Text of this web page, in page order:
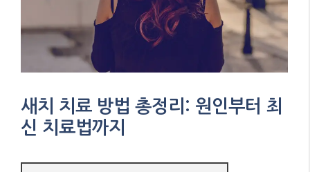
새치 치료 방법 총정리: 원인부터 최
신 치료법까지